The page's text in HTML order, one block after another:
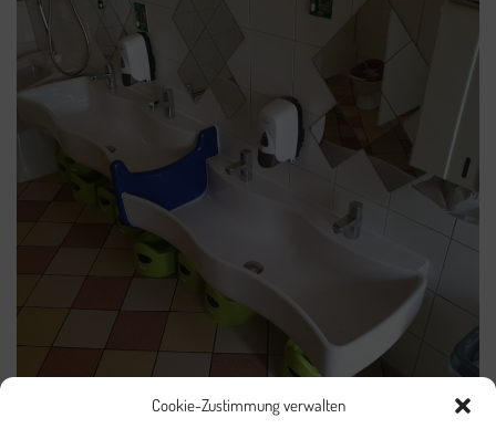
Cookie-Zustimmung verwalten